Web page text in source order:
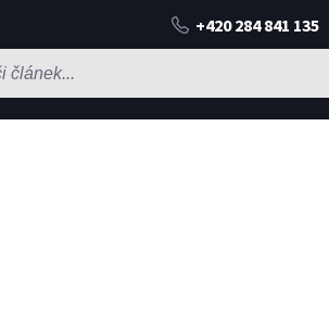
+420 284 841 135